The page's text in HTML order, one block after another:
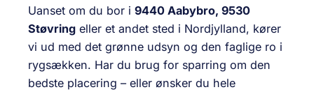
Uanset om du bor i 9440 Aabybro, 9530
Støvring eller et andet sted i Nordjylland, kører
vi ud med det grønne udsyn og den faglige ro i
rygsækken. Har du brug for sparring om den
bedste placering – eller ønsker du hele